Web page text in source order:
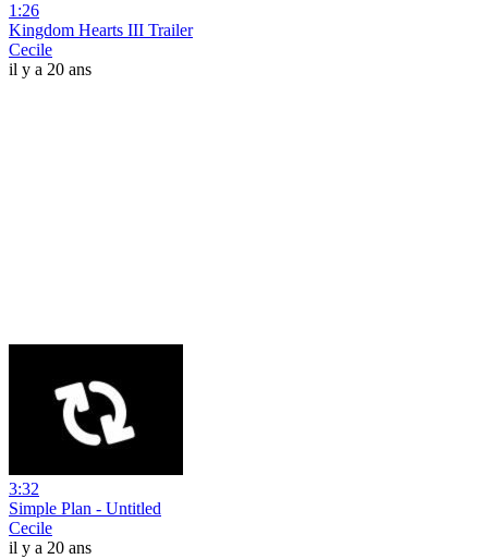
1:26
Kingdom Hearts III Trailer
Cecile
il y a 20 ans
3:32
Simple Plan - Untitled
Cecile
il y a 20 ans